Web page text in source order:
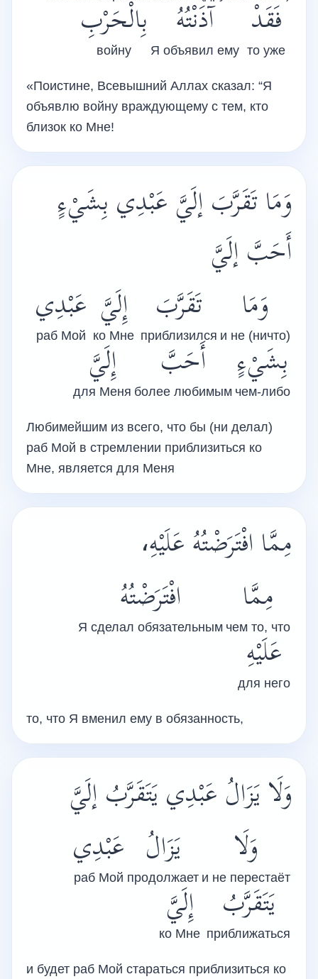
فَقَدْ
то уже
آذَنْتُهُ
Я объявил ему
بِالْحَرْبِ
войну
«Поистине, Всевышний Аллах сказал: “Я
объявлю войну враждующему с тем, кто
близок ко Мне!
وَمَا تَقَرَّبَ إلَيَّ عَبْدِي بِشَيْءٍ
أَحَبَّ إلَيَّ
وَمَا
и не (ничто)
تَقَرَّبَ
приблизился
إِلَيَّ
ко Мне
عَبْدِي
раб Мой
بِشَيْءٍ
чем-либо
أَحَبَّ
более любимым
إِلَيَّ
для Меня
Любимейшим из всего, что бы (ни делал)
раб Мой в стремлении приблизиться ко
Мне, является для Меня
مِمَّا افْتَرَضْتُهُ عَلَيْهِ،
مِمَّا
чем то, что
افْتَرَضْتُهُ
Я сделал обязательным
عَلَيْهِ
для него
то, что Я вменил ему в обязанность,
وَلَا يَزَالُ عَبْدِي يَتَقَرَّبُ إلَيَّ
وَلَا
и не перестаёт
يَزَالُ
продолжает
عَبْدِي
раб Мой
يَتَقَرَّبُ
приближаться
إِلَيَّ
ко Мне
и будет раб Мой стараться приблизиться ко